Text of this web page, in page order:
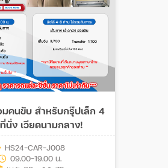
มคนขับ สำหรับกรุ๊ปเล็ก 4
นั่ง เวียดนามกลาง!
HS24-CAR-J008
09.00-19.00 น.